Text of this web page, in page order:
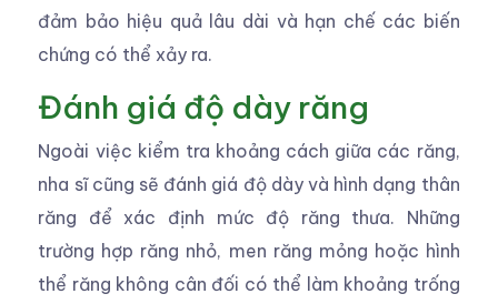
đảm bảo hiệu quả lâu dài và hạn chế các biến
chứng có thể xảy ra.
Đánh giá độ dày răng
Ngoài việc kiểm tra khoảng cách giữa các răng,
nha sĩ cũng sẽ đánh giá độ dày và hình dạng thân
răng để xác định mức độ răng thưa. Những
trường hợp răng nhỏ, men răng mỏng hoặc hình
thể răng không cân đối có thể làm khoảng trống